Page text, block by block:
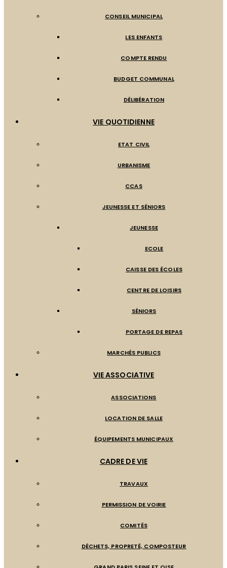
CONSEIL MUNICIPAL
LES ENFANTS
COMPTE RENDU
BUDGET COMMUNAL
DÉLIBÉRATION
VIE QUOTIDIENNE
ETAT CIVIL
URBANISME
CCAS
JEUNESSE ET SÉNIORS
JEUNESSE
ECOLE
CAISSE DES ÉCOLES
CENTRE DE LOISIRS
SÉNIORS
PORTAGE DE REPAS
MARCHÉS PUBLICS
VIE ASSOCIATIVE
ASSOCIATIONS
LOCATION DE SALLE
ÉQUIPEMENTS MUNICIPAUX
CADRE DE VIE
TRAVAUX
PERMISSION DE VOIRIE
COMITÉS
DÉCHETS, PROPRETÉ, COMPOSTEUR